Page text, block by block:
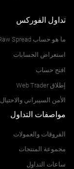
تداول الفوركس
ما هو حساب Raw Spread
استعراض الحسابات
افتح حساب
إطلاق Web Trader
الأمن السيبراني والاحتيال
مواصفات التداول
الفروقات والعمولات
مجموعة المنتجات
ساعات التداول